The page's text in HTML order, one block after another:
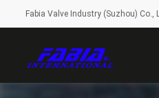
Fabia Valve Industry (Suzhou) Co.,